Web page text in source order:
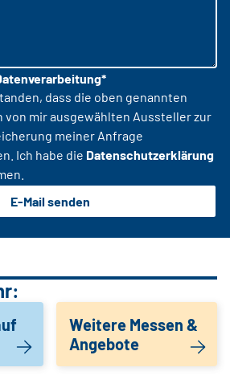
dass die oben genannten
von mir ausgewählten Aussteller zur
meiner Anfrage
Ich habe die Datenschutzerklärung
E-Mail senden
Weitere Messen &
Angebote